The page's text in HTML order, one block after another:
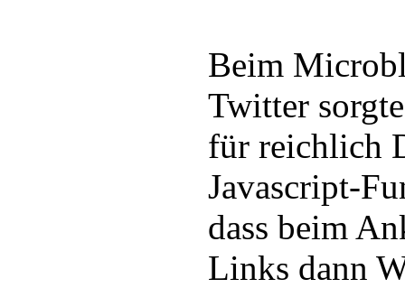
Beim
Twitter
für reichlich
Javascript-
dass beim
Links dann